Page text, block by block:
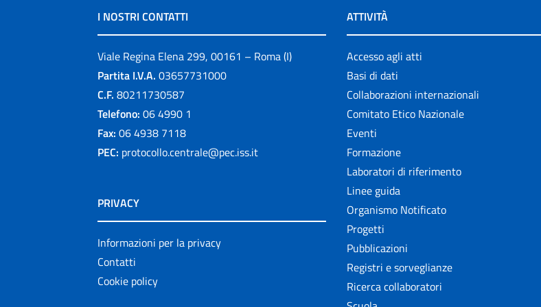
I NOSTRI CONTATTI
Viale Regina Elena 299, 00161 – Roma (I)
Partita I.V.A. 03657731000
C.F. 80211730587
Telefono: 06 4990 1
Fax: 06 4938 7118
PEC: protocollo.centrale@pec.iss.it
PRIVACY
Informazioni per la privacy
Contatti
Cookie policy
ATTIVITÀ
Accesso agli atti
Basi di dati
Collaborazioni internazionali
Comitato Etico Nazionale
Eventi
Formazione
Laboratori di riferimento
Linee guida
Organismo Notificato
Progetti
Pubblicazioni
Registri e sorveglianze
Ricerca collaboratori